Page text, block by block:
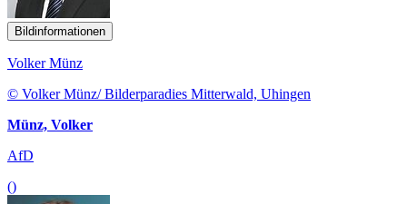
Bildinformationen
Volker Münz
© Volker Münz/ Bilderparadies Mitterwald, Uhingen
Münz, Volker
AfD
()